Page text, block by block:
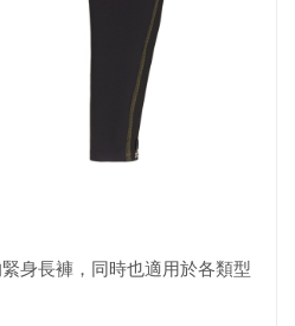
身長褲，同時也適用於各類型